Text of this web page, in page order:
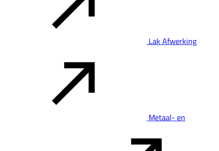
Lak Afwerking
Metaal- en